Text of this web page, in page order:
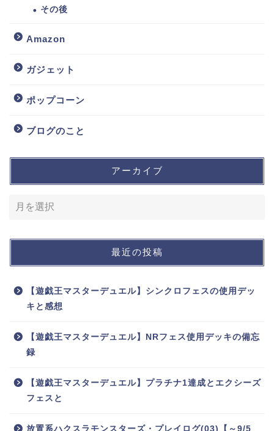
その後
Amazon
ガジェット
ポップコーン
ブログのこと
アーカイブ
最近の投稿
【遊戯王マスターデュエル】シンクロフェスの使用デッ
キと感想
【遊戯王マスターデュエル】NRフェス使用デッキの備忘
録
【遊戯王マスターデュエル】プラチナ1達成とエクシーズ
フェスと
放置系ハクスラモンスターズ・プレイログ(03)【～9/5